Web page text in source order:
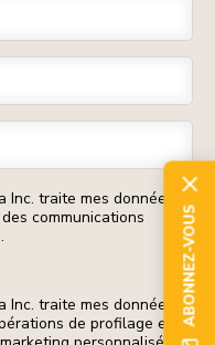
Inc. traite mes données
communications
Inc. traite mes données
de profilage et
ABONNEZ-VOUS